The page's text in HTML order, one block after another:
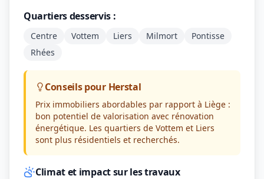
Quartiers desservis :
Centre Vottem Liers Milmort
Pontisse
Rhées
Conseils pour Herstal
Prix immobiliers abordables par rapport à Liège :
bon potentiel de valorisation avec rénovation
énergétique. Les quartiers de Vottem et Liers
sont plus résidentiels et recherchés.
Climat et impact sur les travaux